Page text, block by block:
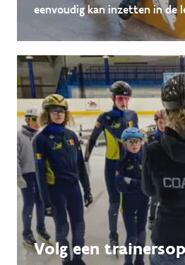
eenvoudig kan inzetten in de
Volg een